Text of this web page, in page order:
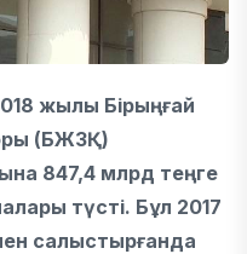
жылы Бірыңғай
(БЖЗҚ)
847,4 млрд теңге
түсті. Бұл 2017
салыстырғанда